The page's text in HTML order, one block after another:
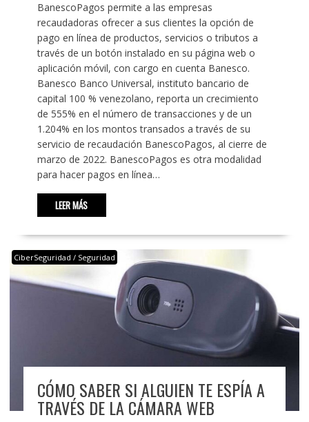
BanescoPagos permite a las empresas
recaudadoras ofrecer a sus clientes la opción de
pago en línea de productos, servicios o tributos a
través de un botón instalado en su página web o
aplicación móvil, con cargo en cuenta Banesco.
Banesco Banco Universal, instituto bancario de
capital 100 % venezolano, reporta un crecimiento
de 555% en el número de transacciones y de un
1.204% en los montos transados a través de su
servicio de recaudación BanescoPagos, al cierre de
marzo de 2022. BanescoPagos es otra modalidad
para hacer pagos en línea…
LEER MÁS
CiberSeguridad / Seguridad
CÓMO SABER SI ALGUIEN TE ESPÍA A
TRAVÉS DE LA CÁMARA WEB